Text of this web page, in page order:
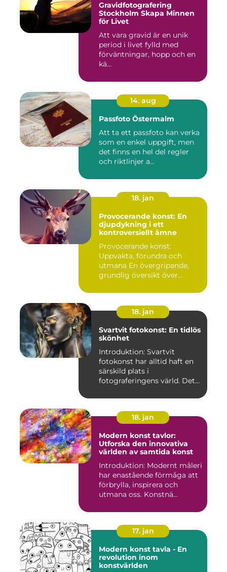
Gravidfotografering
Stockholm Skapa Minnen
för Livet
Att vara gravid är en unik
period i livet fylld med
förväntningar, hopp och en
kä...
14. aug
Passfoto Östermalm
Att ta ett passfoto kan verka
som en enkel uppgift, men
det finns en hel del regler
och riktlinjer a...
18. jan
Provocerande konst: En
djupdykning i ett
kontroversiellt ämne
Provocerande konst:
Uppvakta, förundra och
utmana En övergripande,
grundlig översikt över
18. jan
Svartvit fotokonst: En tidlös
skönhet
Introduktion: Svartvit
fotokonst har alltid haft en
särskild plats i
fotograferingens värld. Det
18. jan
Modern konst tavlor:
Utforska den innovativa
världen av samtida konst
Introduktion: Modernt måleri
har enastående förmåga att
förbrylla, inspirera och
utmana oss. Konstnä...
17. jan
Modern konst tavla - En
revolution inom
konstvärlden